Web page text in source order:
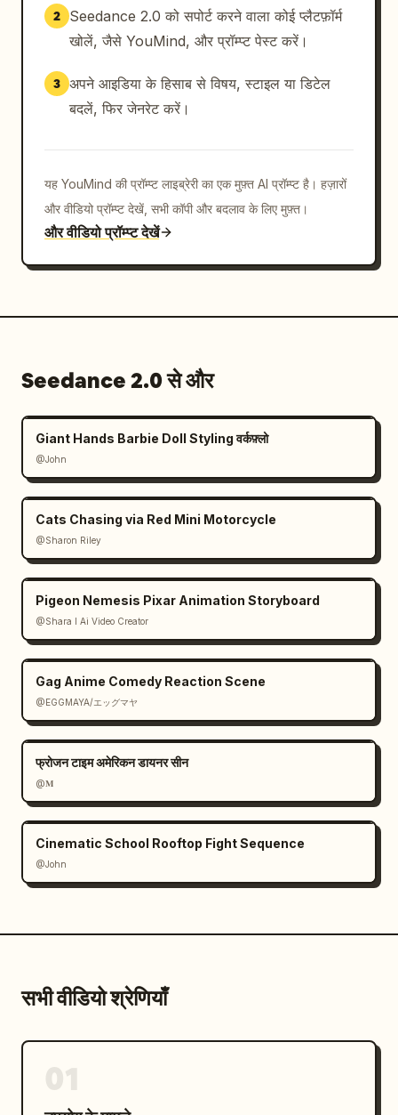
2
Seedance 2.0 को सपोर्ट करने वाला कोई प्लैटफ़ॉर्म
खोलें, जैसे YouMind, और प्रॉम्प्ट पेस्ट करें।
3 अपने आइडिया के हिसाब से विषय, स्टाइल या डिटेल
बदलें, फिर जेनरेट करें।
यह YouMind की प्रॉम्प्ट लाइब्रेरी का एक मुफ़्त AI प्रॉम्प्ट है। हज़ारों
और वीडियो प्रॉम्प्ट देखें, सभी कॉपी और बदलाव के लिए मुफ़्त।
और वीडियो प्रॉम्प्ट देखें
Seedance 2.0 से और
Giant Hands Barbie Doll Styling वर्कफ़्लो
@John
Cats Chasing via Red Mini Motorcycle
@Sharon Riley
Pigeon Nemesis Pixar Animation Storyboard
@Shara I Ai Video Creator
Gag Anime Comedy Reaction Scene
@EGGMAYA/エッグマヤ
फ्रोजन टाइम अमेरिकन डायनर सीन
@𝐌
Cinematic School Rooftop Fight Sequence
@John
सभी वीडियो श्रेणियाँ